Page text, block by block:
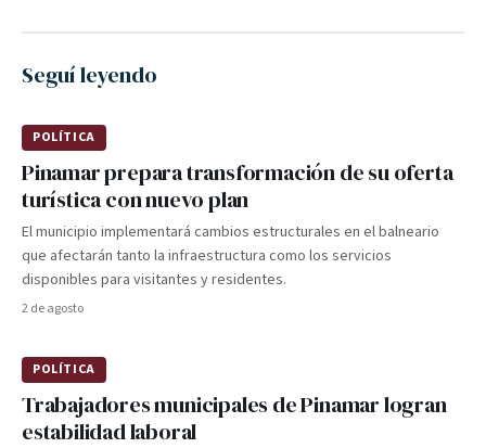
Seguí leyendo
POLÍTICA
Pinamar prepara transformación de su oferta
turística con nuevo plan
El municipio implementará cambios estructurales en el balneario
que afectarán tanto la infraestructura como los servicios
disponibles para visitantes y residentes.
2 de agosto
POLÍTICA
Trabajadores municipales de Pinamar logran
estabilidad laboral